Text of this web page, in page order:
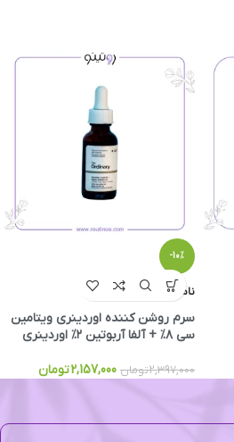
-10%
ناموجود
سرم روشن کننده اوردینری ویتامین
سی ۸% + آلفا آربوتین ۲% اوردینری
2,397,000تومان 2,157,000تومان